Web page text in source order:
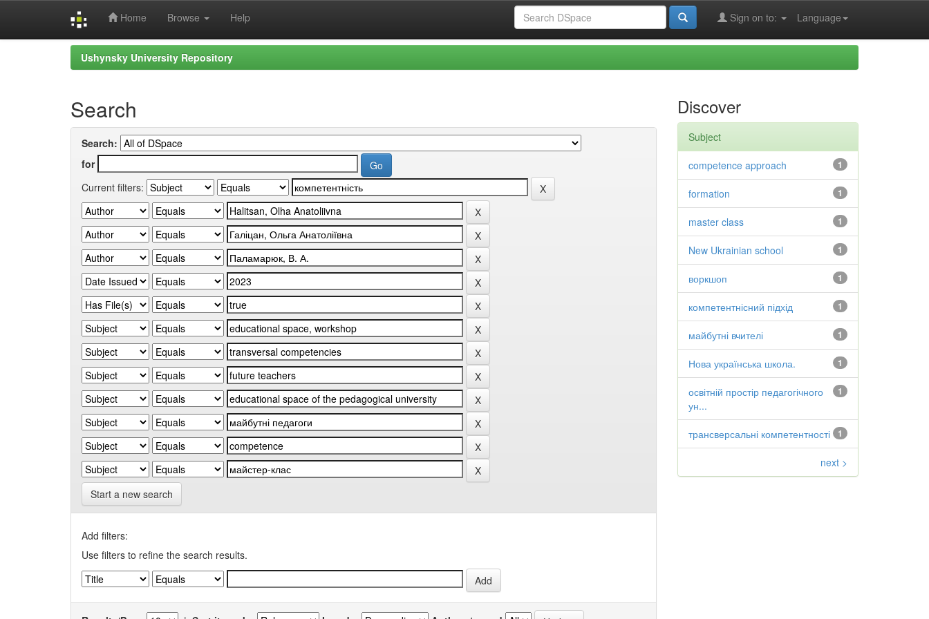
Home Browse Help Language
Sign on to:
Ushynsky University Repository
Search
Search:
for
Current filters:
Start a new search
Add filters:
Use filters to refine the search results.
Discover
Subject
1
competence approach
1
formation
1
master class
1
New Ukrainian school
1
воркшоп
1
компетентнісний підхід
1
майбутні вчителі
1
Нова українська школа.
1
освітній простір педагогічного
ун...
1
трансверсальні компетентності
next >